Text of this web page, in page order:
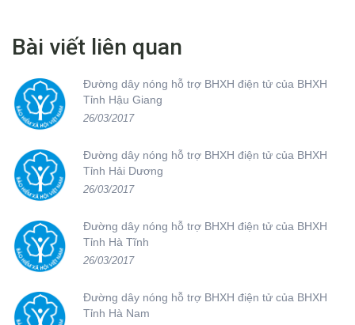
Bài viết liên quan
Đường dây nóng hỗ trợ BHXH điện tử của BHXH
Tỉnh Hậu Giang
26/03/2017
Đường dây nóng hỗ trợ BHXH điện tử của BHXH
Tỉnh Hải Dương
26/03/2017
Đường dây nóng hỗ trợ BHXH điện tử của BHXH
Tỉnh Hà Tĩnh
26/03/2017
Đường dây nóng hỗ trợ BHXH điện tử của BHXH
Tỉnh Hà Nam